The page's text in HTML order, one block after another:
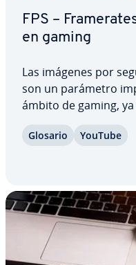
FPS –
en gaming
Las imágenes por
son un parámetro
ámbito de gaming,
Pero ¿cuántas
Glosario YouTube